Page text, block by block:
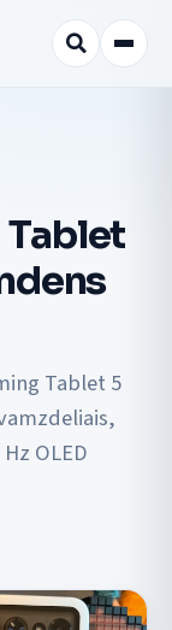
Tablet
Tablet 5
OLED